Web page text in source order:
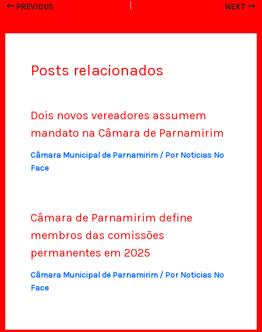
PREVIOUS NEXT
Posts relacionados
Dois novos vereadores assumem
mandato na Câmara de Parnamirim
Câmara Municipal de Parnamirim/ Por Noticias No
Face
Câmara de Parnamirim define
membros das comissões
permanentes em 2025
Câmara Municipal de Parnamirim/ Por Noticias No
Face